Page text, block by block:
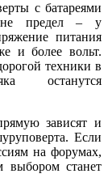
с батареями
предел – у
питания
и более вольт.
техники в
останутся
зависят и
Если
на форумах,
выбором станет